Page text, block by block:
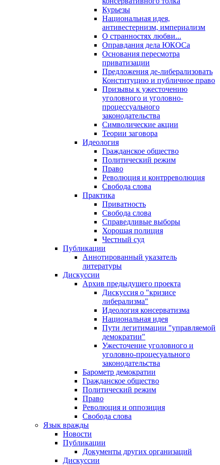
Курьезы
Национальная идея,
антивестернизм, империализм
О странностях любви...
Оправдания дела ЮКОСа
Основания пересмотра
приватизации
Предложения де-либерализовать
Конституцию и публичное право
Призывы к ужесточению
уголовного и уголовно-
процессуального
законодательства
Символические акции
Теории заговора
Идеология
Гражданское общество
Политический режим
Право
Революция и контрреволюция
Свобода слова
Практика
Приватность
Свобода слова
Справедливые выборы
Хорошая полиция
Честный суд
Публикации
Аннотированный указатель
литературы
Дискуссии
Архив предыдущего проекта
Дискуссия о "кризисе
либерализма"
Идеология консерватизма
Национальная идея
Пути легитимации "управляемой
демократии"
Ужесточение уголовного и
уголовно-процесуального
законодательства
Барометр демократии
Гражданское общество
Политический режим
Право
Революция и оппозиция
Свобода слова
Язык вражды
Новости
Публикации
Документы других организаций
Дискуссии